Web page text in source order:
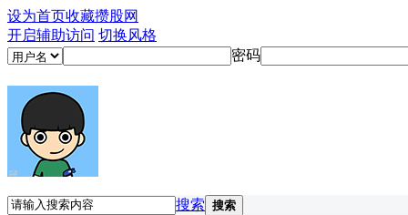
设为首页收藏攒股网
开启辅助访问 切换风格
密码
搜索 搜索